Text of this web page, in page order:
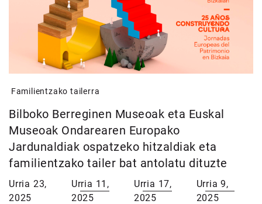
Familientzako tailerra
Bilboko Berreginen Museoak eta Euskal
Museoak Ondarearen Europako
Jardunaldiak ospatzeko hitzaldiak eta
familientzako tailer bat antolatu dituzte
Urria 23,
2025
Urria 11,
2025
Urria 17,
2025
Urria 9,
2025